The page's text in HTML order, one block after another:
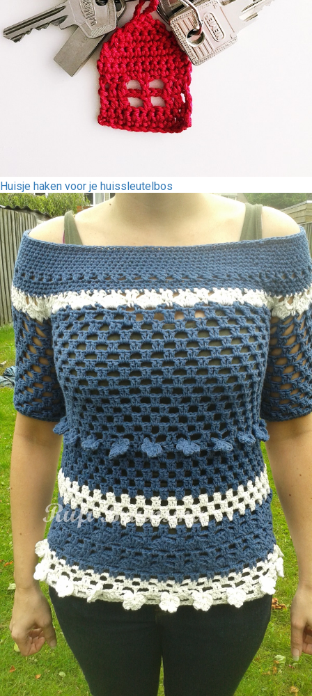
Huisje haken voor je huissleutelbos